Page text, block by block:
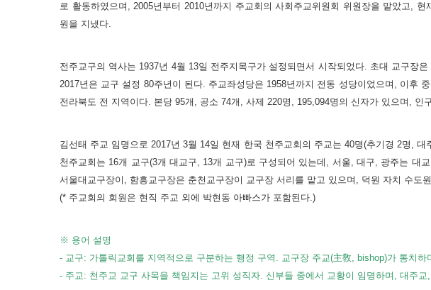
로 활동하였으며, 2005년부터 2010년까지 주교회의 사회주교위원회 위원장을 맡았고,
원을 지냈다.
전주교구의 역사는 1937년 4월 13일 전주지목구가 설정되면서 시작되었다. 초대 교구장
2017년은 교구 설정 80주년이 된다. 주교좌성당은 1958년까지 전동 성당이었으며, 이후
전라북도 전 지역이다. 본당 95개, 공소 74개, 사제 220명, 195,094명의 신자가 있으며,
김선태 주교 임명으로 2017년 3월 14일 현재 한국 천주교회의 주교는 40명(추기경 2명,
천주교회는 16개 교구(3개 대교구, 13개 교구)로 구성되어 있는데, 서울, 대구, 광주는
서울대교구장이, 함흥교구장은 춘천교구장이 교구장 서리를 맡고 있으며, 덕원 자치 수도
(* 주교회의 회원은 현직 주교 외에 박현동 아빠스가 포함된다.)
※ 용어 설명
- 교구: 가톨릭교회를 지역적으로 구분하는 행정 구역. 교구장 주교(主敎, bishop)가 통치
- 주교: 천주교 교구 사목을 책임지는 고위 성직자. 신부들 중에서 교황이 임명하며, 대주